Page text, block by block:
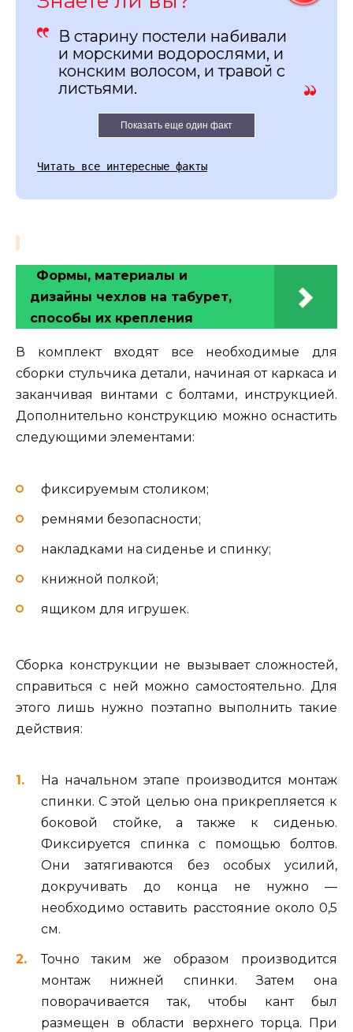
В старину постели набивали
и морскими водорослями, и
конским волосом, и травой с
листьями.
Показать еще один факт
Читать все интересные факты
Формы, материалы и
дизайны чехлов на табурет,
способы их крепления
В комплект входят все необходимые для
сборки стульчика детали, начиная от каркаса и
заканчивая винтами с болтами, инструкцией.
Дополнительно конструкцию можно оснастить
следующими элементами:
фиксируемым столиком;
ремнями безопасности;
накладками на сиденье и спинку;
книжной полкой;
ящиком для игрушек.
Сборка конструкции не вызывает сложностей,
справиться с ней можно самостоятельно. Для
этого лишь нужно поэтапно выполнить такие
действия:
На начальном этапе производится монтаж
спинки. С этой целью она прикрепляется к
боковой стойке, а также к сиденью.
Фиксируется спинка с помощью болтов.
Они затягиваются без особых усилий,
докручивать до конца не нужно —
необходимо оставить расстояние около 0,5
см.
Точно таким же образом производится
монтаж нижней спинки. Затем она
поворачивается так, чтобы кант был
размещен в области верхнего торца. При